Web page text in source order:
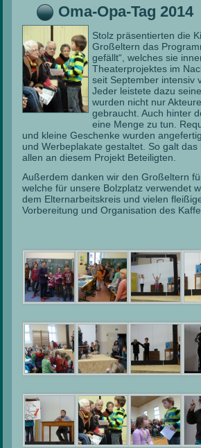
Oma-Opa-Tag 2014
Stolz präsentierten die
Großeltern das
gefällt“, welches sie
Theaterprojektes im
seit September intensiv
Jeder leistete dazu
wurden nicht nur
gebraucht. Auch hinter
eine Menge zu tun.
und kleine Geschenke wurden
und Werbeplakate gestaltet. So galt das
allen an diesem Projekt Beteiligten.
Außerdem danken wir den Großeltern
welche für unsere Bolzplatz verwendet
dem Elternarbeitskreis und vielen
Vorbereitung und Organisation des